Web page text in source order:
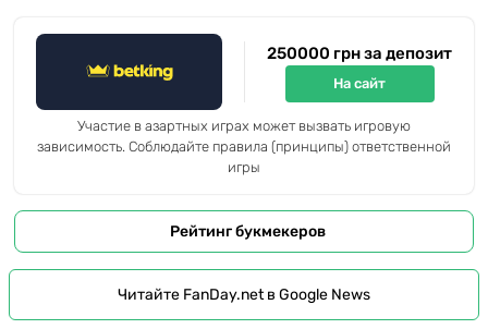
250000 грн за депозит
На сайт
Участие в азартных играх может вызвать игровую
зависимость. Соблюдайте правила (принципы) ответственной
игры
Рейтинг букмекеров
Читайте FanDay.net в Google News